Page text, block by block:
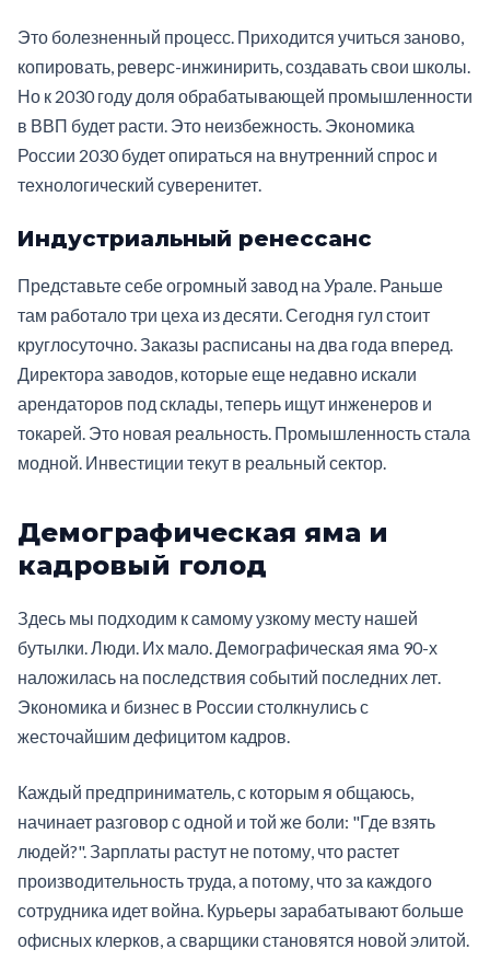
Это болезненный процесс. Приходится учиться заново,
копировать, реверс-инжинирить, создавать свои школы.
Но к 2030 году доля обрабатывающей промышленности
в ВВП будет расти. Это неизбежность. Экономика
России 2030 будет опираться на внутренний спрос и
технологический суверенитет.
Индустриальный ренессанс
Представьте себе огромный завод на Урале. Раньше
там работало три цеха из десяти. Сегодня гул стоит
круглосуточно. Заказы расписаны на два года вперед.
Директора заводов, которые еще недавно искали
арендаторов под склады, теперь ищут инженеров и
токарей. Это новая реальность. Промышленность стала
модной. Инвестиции текут в реальный сектор.
Демографическая яма и
кадровый голод
Здесь мы подходим к самому узкому месту нашей
бутылки. Люди. Их мало. Демографическая яма 90-х
наложилась на последствия событий последних лет.
Экономика и бизнес в России столкнулись с
жесточайшим дефицитом кадров.
Каждый предприниматель, с которым я общаюсь,
начинает разговор с одной и той же боли: "Где взять
людей?". Зарплаты растут не потому, что растет
производительность труда, а потому, что за каждого
сотрудника идет война. Курьеры зарабатывают больше
офисных клерков, а сварщики становятся новой элитой.